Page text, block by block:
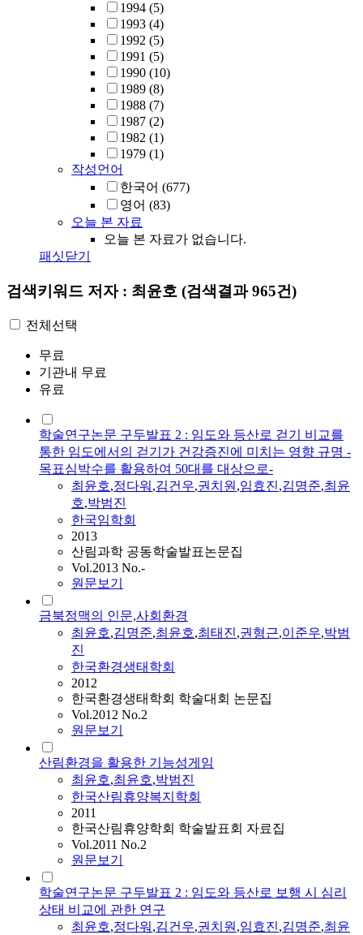
1994 (5)
1993 (4)
1992 (5)
1991 (5)
1990 (10)
1989 (8)
1988 (7)
1987 (2)
1982 (1)
1979 (1)
작성언어
한국어 (677)
영어 (83)
오늘 본 자료
오늘 본 자료가 없습니다.
패싯닫기
검색키워드 저자 : 최윤호 (검색결과 965건)
전체선택
무료
기관내 무료
유료
학술연구논문 구두발표 2 : 임도와 등산로 걷기 비교를
통한 임도에서의 걷기가 건강증진에 미치는 영향 규명 -
목표심박수를 활용하여 50대를 대상으로-
최윤호,정다워 ,김건우,권치원,임효진,김명준,최윤
호,박범진
한국임학회
2013
산림과학 공동학술발표논문집
Vol.2013 No.-
원문보기
금북정맥의 인문,사회환경
최윤호,김명준,최윤호,최태진,권형근,이준우,박범
진
한국환경생태학회
2012
한국환경생태학회 학술대회 논문집
Vol.2012 No.2
원문보기
산림환경을 활용한 기능성게임
최윤호,최윤호,박범진
한국산림휴양복지학회
2011
한국산림휴양학회 학술발표회 자료집
Vol.2011 No.2
원문보기
학술연구논문 구두발표 2 : 임도와 등산로 보행 시 심리
상태 비교에 관한 연구
최윤호,정다워 ,김건우,권치원,임효진,김명준,최윤